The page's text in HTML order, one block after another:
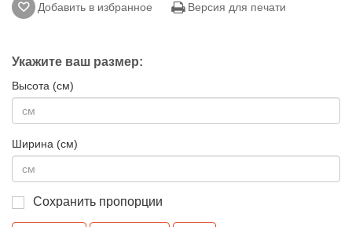
Добавить в избранное Версия для печати
Укажите ваш размер:
Высота (см)
Ширина (см)
Сохранить пропорции